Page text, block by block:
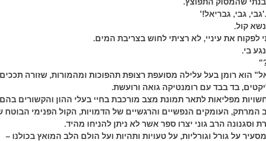
שהמסוק התפוצץ.
גבי, גבריאל!'
קול.
לפקוח את עיניי, לא רציתי לחוש בצריבת המים.
בי.
הוא רומן בעל עלילה מסועפת רצופת תהפוכות ומהמורות, שזורה תככים
בד בבד עם רומנטיקה גואה ורועשת.
מפליאות לתאר תמונת מצב מורכבת בחיי בעלי ההון והקשורים
המרתק, העומקים הנפשיים והרגשיים של הדמויות, הקול הפנימי הבוטח
וסגנונה הרב גוני יצרו ספר אשר לא ניתן להניחו מהיד.
על גורל וגורליות, על טעויות ותהיות ועל הולם הלב המואץ בכולנו –